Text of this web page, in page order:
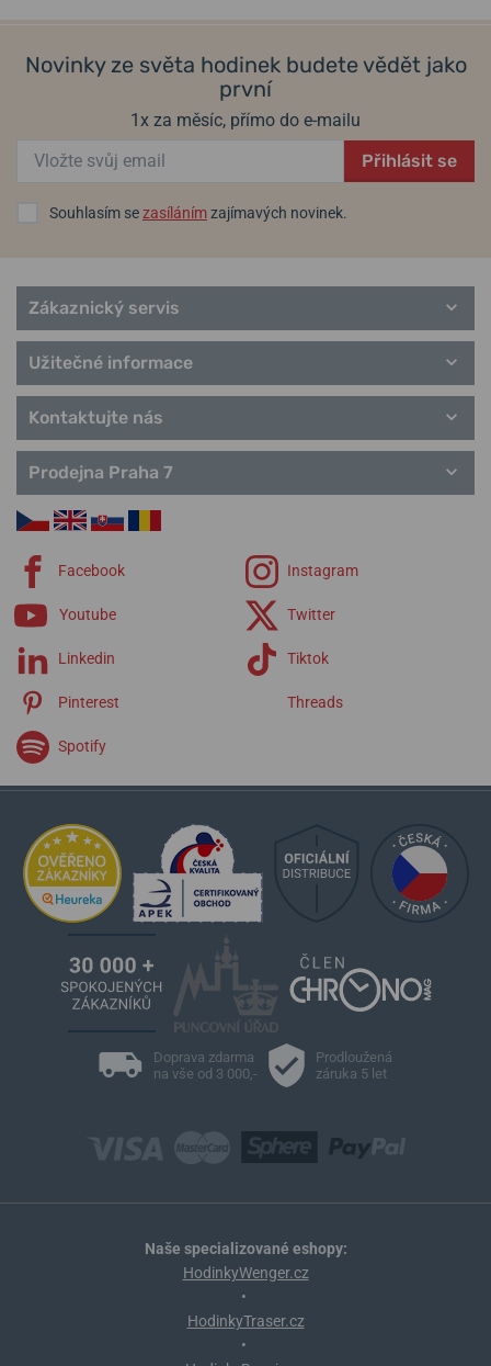
Novinky ze světa hodinek budete vědět jako
první
1x za měsíc, přímo do e-mailu
Přihlásit se
Souhlasím sezasílánímzajímavých novinek.
Zákaznický servis
Užitečné informace
Kontaktujte nás
Prodejna Praha 7
Facebook Instagram
Youtube Twitter
Linkedin Tiktok
Pinterest Threads
Spotify
Doprava zdarma
na vše od 3 000,-
Prodloužená
záruka 5 let
Naše specializované eshopy:
HodinkyWenger.cz
•
HodinkyTraser.cz
•